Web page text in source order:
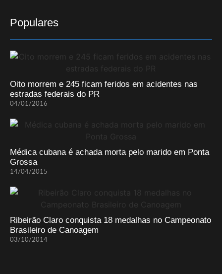
Populares
Oito morrem e 245 ficam feridos em acidentes nas
estradas federais do PR
04/01/2016
Médica cubana é achada morta pelo marido em Ponta
Grossa
14/04/2015
Ribeirão Claro conquista 18 medalhas no Campeonato
Brasileiro de Canoagem
03/10/2014